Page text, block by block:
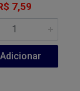
7,59